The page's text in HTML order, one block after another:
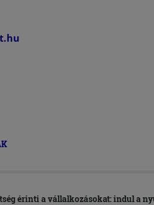
érinti a vállalkozásokat: indul a